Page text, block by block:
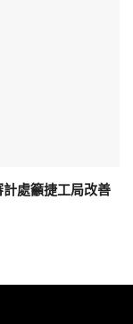
處籲捷工局改善